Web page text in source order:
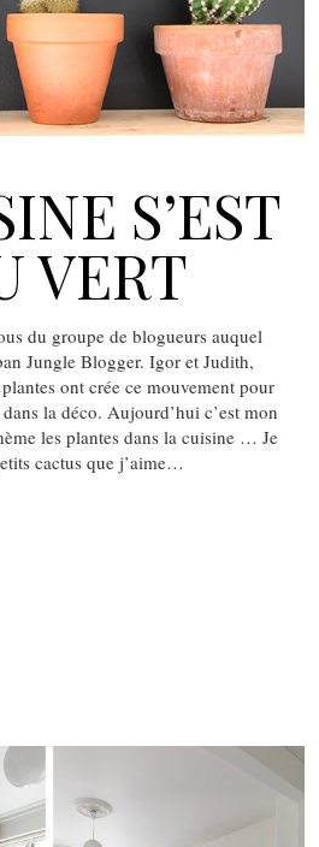
S’EST
VERT
du groupe de blogueurs auquel
Jungle Blogger. Igor et Judith,
ont crée ce mouvement pour
la déco. Aujourd’hui c’est mon
les plantes dans la cuisine … Je
cactus que j’aime…